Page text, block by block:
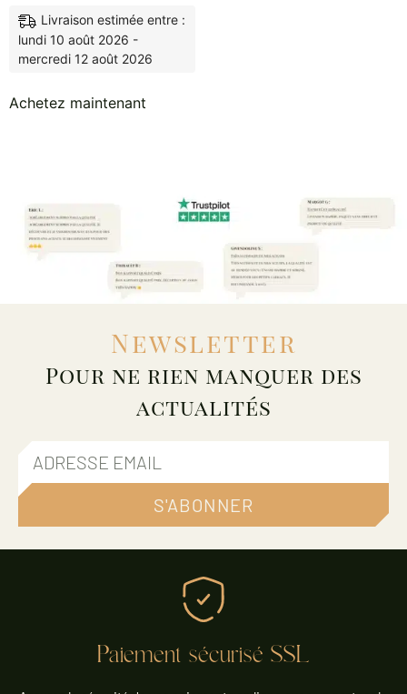
Livraison estimée entre :
lundi 10 août 2026 -
mercredi 12 août 2026
Achetez maintenant
Newsletter
Pour ne rien manquer des
actualités
S'ABONNER
Paiement sécurisé SSL